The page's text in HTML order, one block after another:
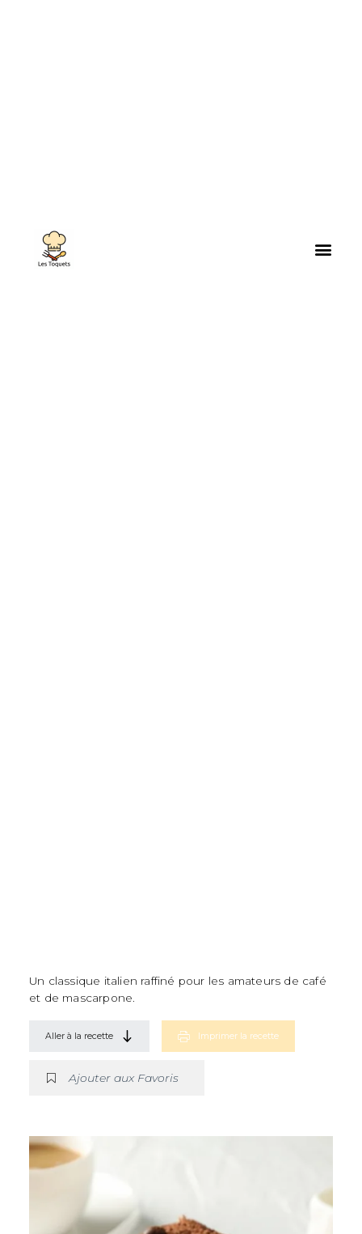
Un classique italien raffiné pour les amateurs de café
et de mascarpone.
Aller à la recette Imprimer la recette
Ajouter aux Favoris